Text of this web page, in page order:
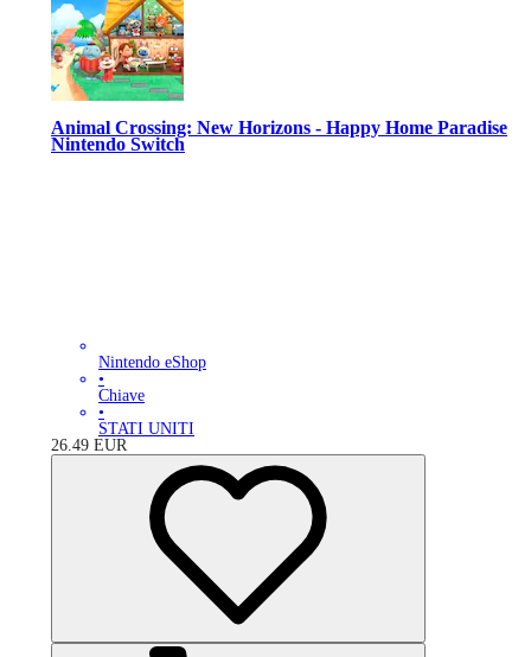
Animal Crossing: New Horizons - Happy Home Paradise
Nintendo Switch
Nintendo eShop
•
Chiave
•
STATI UNITI
26.49 EUR